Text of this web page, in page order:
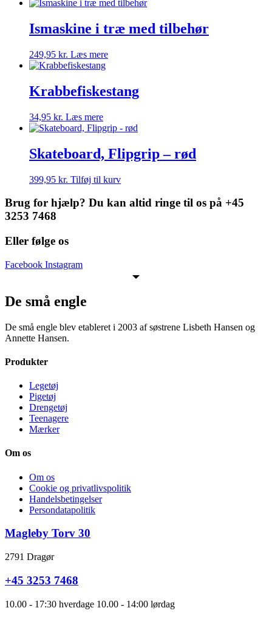
Ismaskine i træ med tilbehør
249,95 kr. Læs mere
Krabbefiskestang
34,95 kr. Læs mere
Skateboard, Flipgrip – rød
399,95 kr. Tilføj til kurv
Brug for hjælp? Du kan altid ringe til os på +45
3253 7468
Eller følge os
Facebook Instagram
De små engle
De små engle blev etableret i 2003 af søstrene Lisbeth Hansen og
Annette Hansen.
Produkter
Legetøj
Pigetøj
Drengetøj
Teenagere
Mærker
Om os
Om os
Cookie og privatlivspolitik
Handelsbetingelser
Persondatapolitik
Magleby Torv 30
2791 Dragør
+45 3253 7468
10.00 - 17:30 hverdage 10.00 - 14:00 lørdag